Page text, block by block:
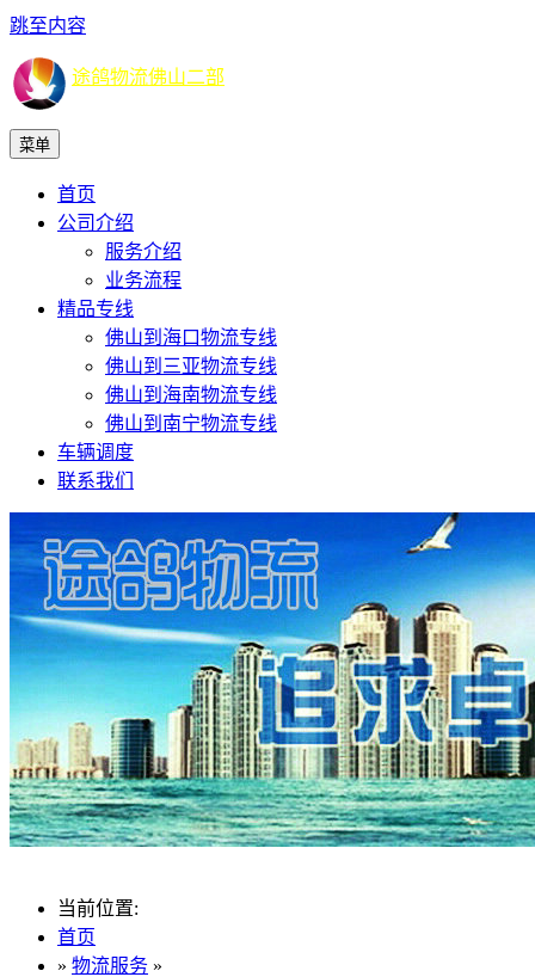
跳至内容
途鸽物流佛山二部
菜单
首页
公司介绍
服务介绍
业务流程
精品专线
佛山到海口物流专线
佛山到三亚物流专线
佛山到海南物流专线
佛山到南宁物流专线
车辆调度
联系我们
当前位置:
首页
» 物流服务 »